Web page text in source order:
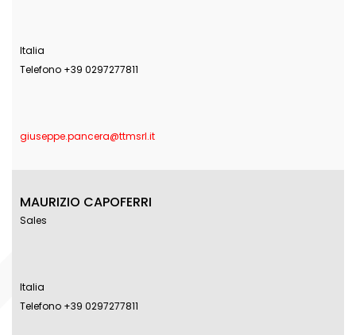
Italia
Telefono +39 0297277811
giuseppe.pancera@ttmsrl.it
MAURIZIO CAPOFERRI
Sales
Italia
Telefono +39 0297277811